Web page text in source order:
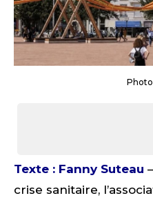
Texte : Fanny Suteau
crise sanitaire,